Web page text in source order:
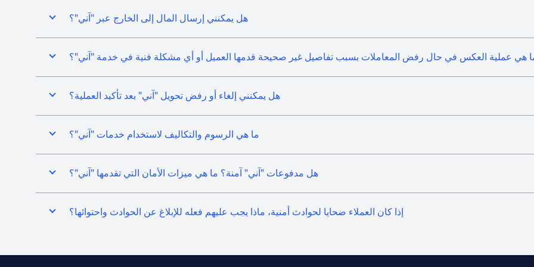
هل يمكنني إرسال المال إلى الخارج عبر "آني"؟
هي عملية العكس في حال رفض المعاملات بسبب تفاصيل غير صحيحة قدمها العميل أو أي مشكلة فنية في خدمة "آني"؟
هل يمكنني إلغاء أو رفض تحويل "آني" بعد تأكيد العملية؟
ما هي الرسوم والتكاليف لاستخدام خدمات "آني"؟
هل مدفوعات "آني" آمنة؟ ما هي ميزات الأمان التي تقدمها "آني"؟
إذا كان العملاء ضحايا لحوادث أمنية، ماذا يجب عليهم فعله للإبلاغ عن الحوادث واحتوائها؟